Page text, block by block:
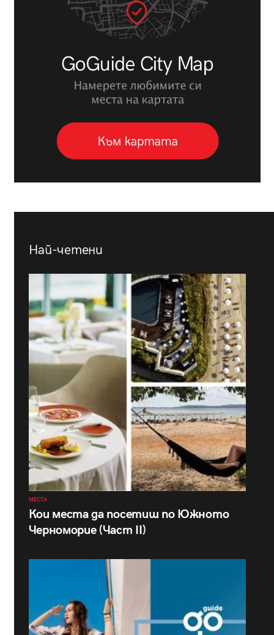
Най-четени
МЕСТА
Кои места да посетиш по Южното
Черноморие (Част II)